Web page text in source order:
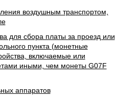
воздушным транспортом,
для сбора платы за проезд или
пункта (монетные
включаемые или
иными, чем монеты G07F
аппаратов